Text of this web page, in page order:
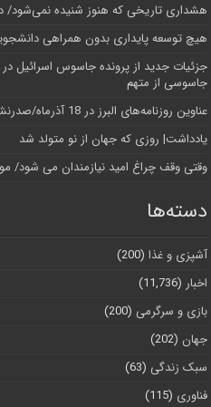
هشداری تاریخی که هنوز شنیده نمی‌شود/
هیچ توسعه پایداری بدون همراهی
جزئیات جدید از پرونده جاسوس اسرائیل
جاسوسی از متهم
عناوین روزنامه‌های البرز در ‌18 آذرماه/صدرنشینی در ارائه خدمات زایمان بی‌درد
یادداشت| روزی که جهان از نو متولد شد
وقتی وقف چراغ امید نیازمندان می شود/
دسته‌ها
آشپزی و غذا (200)
اخبار (11,736)
بازی و سرگرمی (200)
جهان (202)
سبک زندگی (63)
فناوری (115)